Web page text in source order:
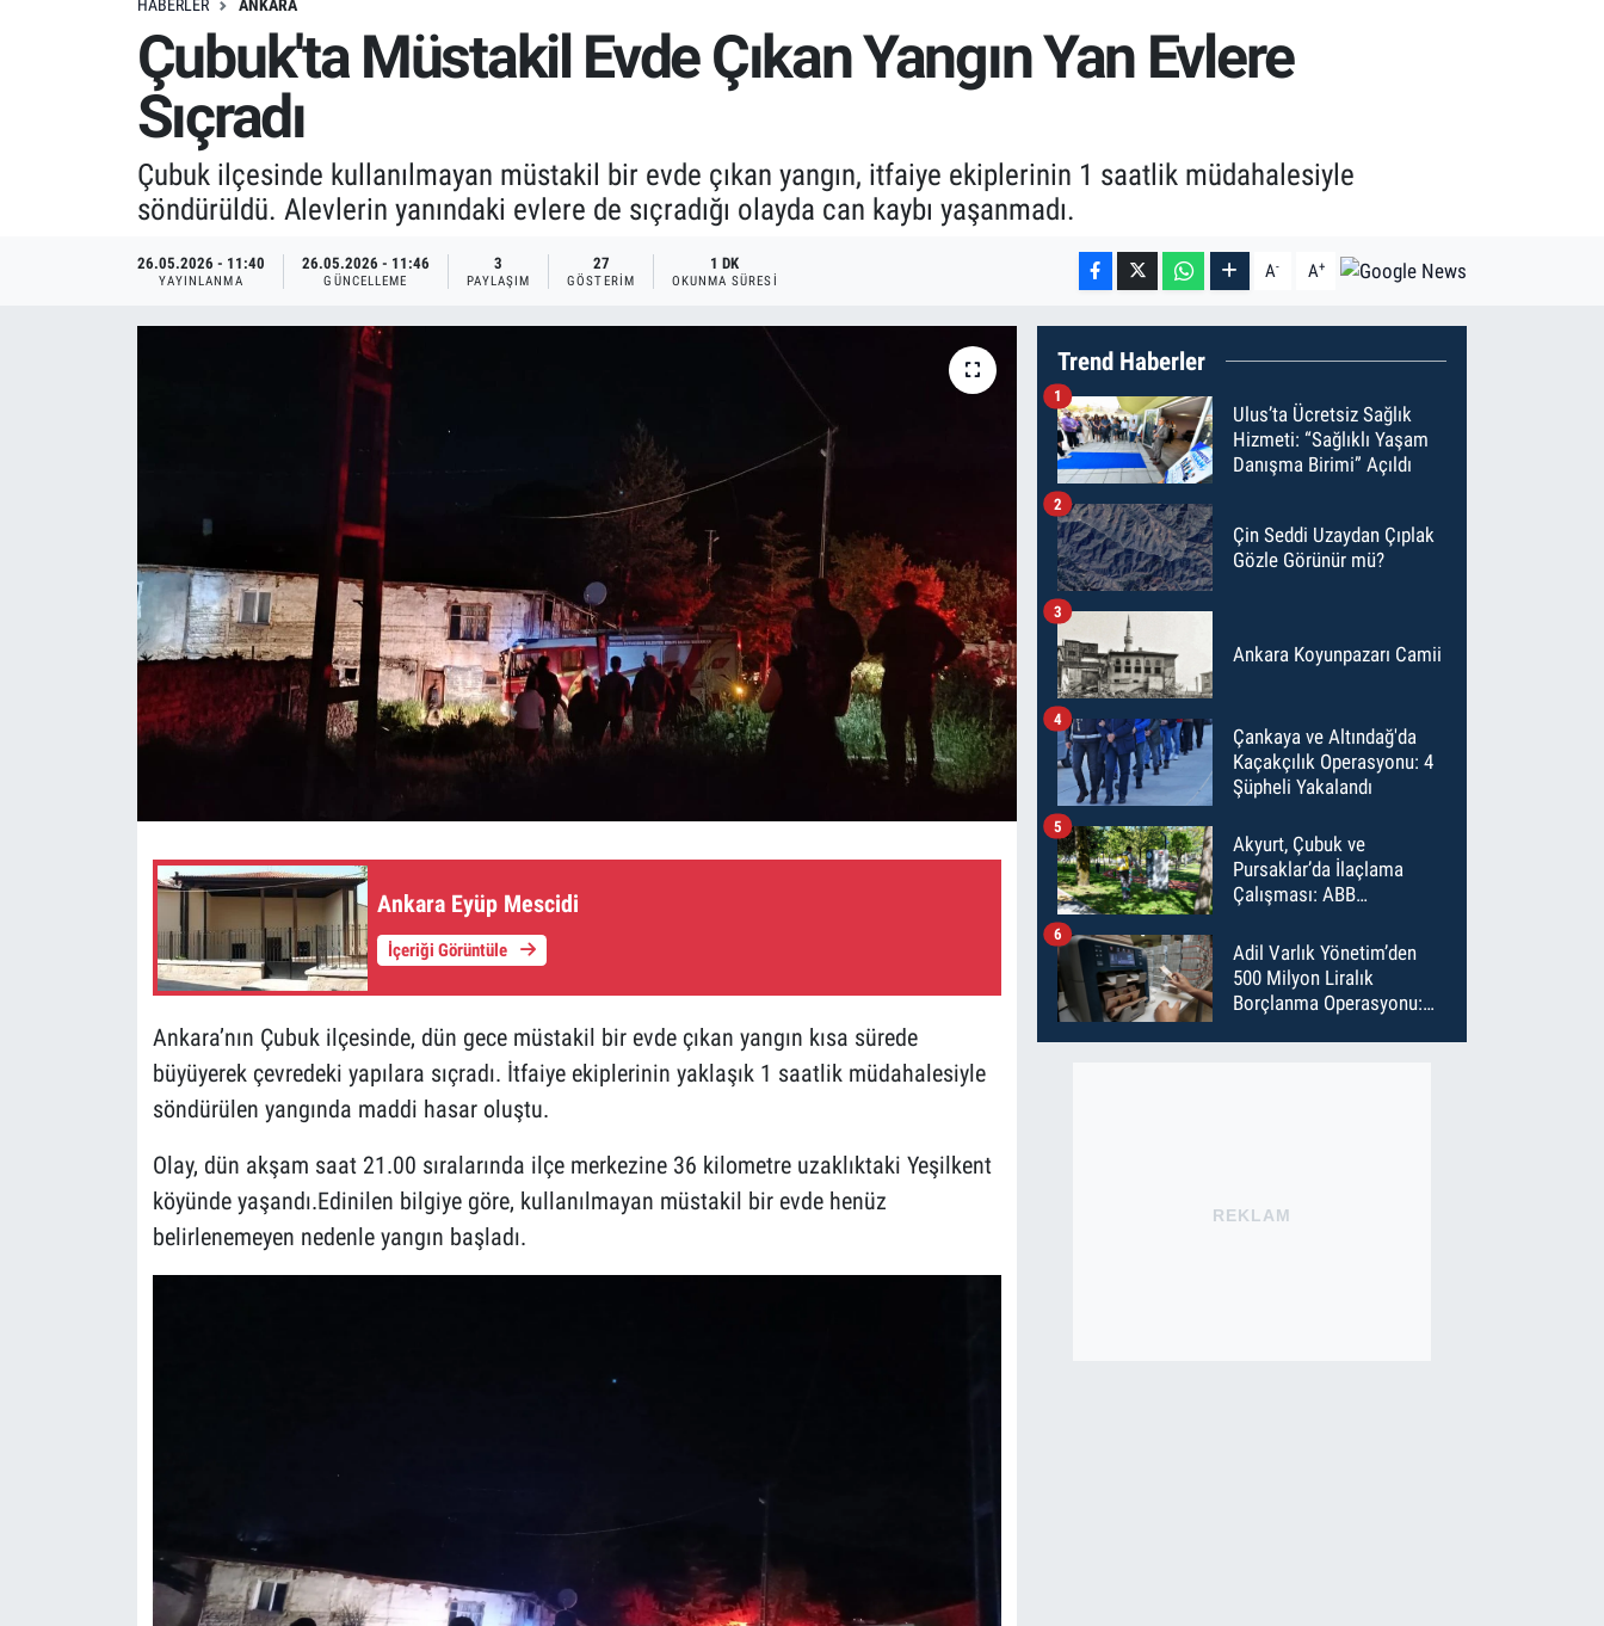
HABERLER ANKARA
Çubuk'ta Müstakil Evde Çıkan Yangın Yan Evlere
Sıçradı
Çubuk ilçesinde kullanılmayan müstakil bir evde çıkan yangın, itfaiye ekiplerinin 1 saatlik müdahalesiyle
söndürüldü. Alevlerin yanındaki evlere de sıçradığı olayda can kaybı yaşanmadı.
26.05.2026 - 11:40
YAYINLANMA
26.05.2026 - 11:46
GÜNCELLEME
3
PAYLAŞIM
27
GÖSTERIM
1 DK
OKUNMA SÜRESI A- A+
Ankara Eyüp Mescidi
İçeriği Görüntüle
Ankara’nın Çubuk ilçesinde, dün gece müstakil bir evde çıkan yangın kısa sürede
büyüyerek çevredeki yapılara sıçradı. İtfaiye ekiplerinin yaklaşık 1 saatlik müdahalesiyle
söndürülen yangında maddi hasar oluştu.
Olay, dün akşam saat 21.00 sıralarında ilçe merkezine 36 kilometre uzaklıktaki Yeşilkent
köyünde yaşandı.Edinilen bilgiye göre, kullanılmayan müstakil bir evde henüz
belirlenemeyen nedenle yangın başladı.
Trend Haberler
Ulus’ta Ücretsiz Sağlık
Hizmeti: “Sağlıklı Yaşam
Danışma Birimi” Açıldı
1
Çin Seddi Uzaydan Çıplak
Gözle Görünür mü?
2
Ankara Koyunpazarı Camii
3
Çankaya ve Altındağ'da
Kaçakçılık Operasyonu: 4
Şüpheli Yakalandı
4
Akyurt, Çubuk ve
Pursaklar’da İlaçlama
Çalışması: ABB
İlaçladı
5
Adil Varlık Yönetim’den
500 Milyon Liralık
Borçlanma Operasyonu:
6
REKLAM